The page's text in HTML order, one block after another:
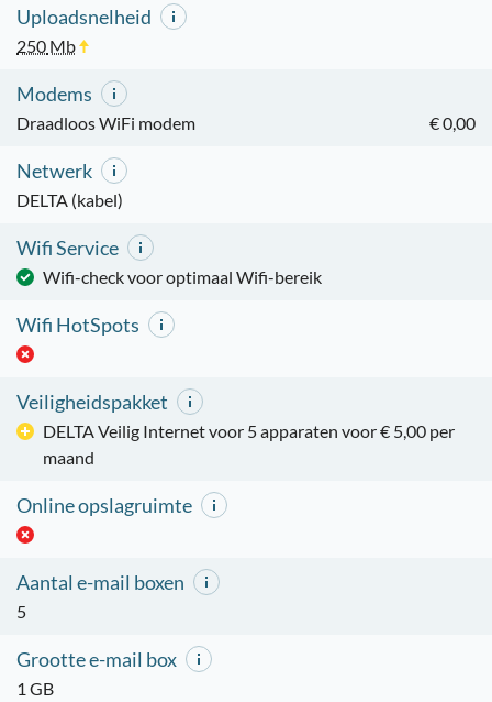
Uploadsnelheid
250 Mb
Modems
Draadloos WiFi modem € 0,00
Netwerk
DELTA (kabel)
Wifi Service
Wifi-check voor optimaal Wifi-bereik
Wifi HotSpots
Veiligheidspakket
DELTA Veilig Internet voor 5 apparaten voor € 5,00 per
maand
Online opslagruimte
Aantal e-mail boxen
5
Grootte e-mail box
1 GB